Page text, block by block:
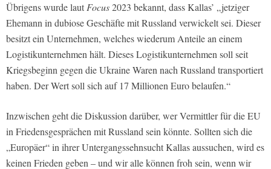
Übrigens wurde lautFocus2023 bekannt, dass Kallas’ „jetziger
Ehemann in dubiose Geschäfte mit Russland verwickelt sei. Dieser
besitzt ein Unternehmen, welches wiederum Anteile an einem
Logistikunternehmen hält. Dieses Logistikunternehmen soll seit
Kriegsbeginn gegen die Ukraine Waren nach Russland transportiert
haben. Der Wert soll sich auf 17 Millionen Euro belaufen.“
Inzwischen geht die Diskussion darüber, wer Vermittler für die EU
in Friedensgesprächen mit Russland sein könnte. Sollten sich die
„Europäer“ in ihrer Untergangssehnsucht Kallas aussuchen, wird es
keinen Frieden geben – und wir alle können froh sein, wenn wir